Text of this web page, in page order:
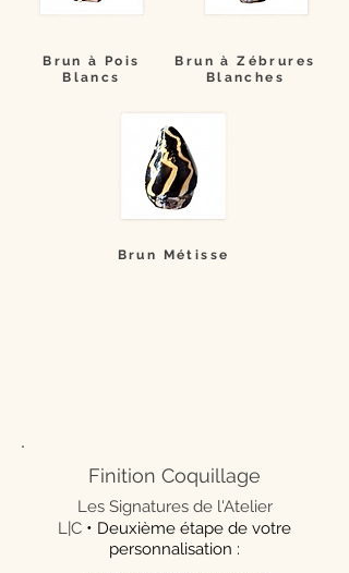
Brun à Pois
Blancs
Brun à Zébrures
Blanches
Brun Métisse
Finition Coquillage
Les Signatures de l'Atelier
L|C • Deuxième étape de votre
personnalisation :